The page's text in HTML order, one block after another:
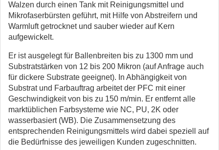
Walzen durch einen Tank mit Reinigungsmittel und
Mikrofaserbürsten geführt, mit Hilfe von Abstreifern und
Warmluft getrocknet und sauber wieder auf Kern
aufgewickelt.
Er ist ausgelegt für Ballenbreiten bis zu 1300 mm und
Substratstärken von 12 bis 200 Mikron (auf Anfrage auch
für dickere Substrate geeignet). In Abhängigkeit von
Substrat und Farbauftrag arbeitet der PFC mit einer
Geschwindigkeit von bis zu 150 m/min. Er entfernt alle
marktüblichen Farbsysteme wie NC, PU, 2K oder
wasserbasiert (WB). Die Zusammensetzung des
entsprechenden Reinigungsmittels wird dabei speziell auf
die Bedürfnisse des jeweiligen Kunden zugeschnitten.